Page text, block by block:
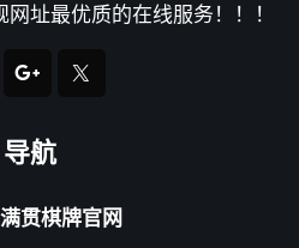
址最优质的在线服务！！！
导航
贯棋牌官网